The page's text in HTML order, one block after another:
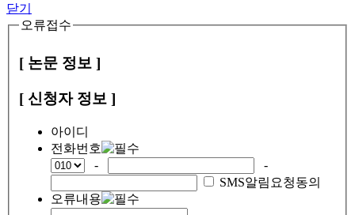
닫기
오류접수
[ 논문 정보 ]
[ 신청자 정보 ]
아이디
전화번호
-
-
SMS알림요청동의
오류내용